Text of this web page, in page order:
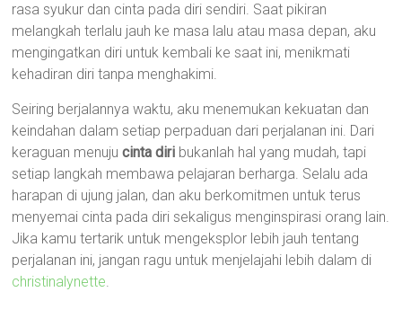
rasa syukur dan cinta pada diri sendiri. Saat pikiran
melangkah terlalu jauh ke masa lalu atau masa depan, aku
mengingatkan diri untuk kembali ke saat ini, menikmati
kehadiran diri tanpa menghakimi.
Seiring berjalannya waktu, aku menemukan kekuatan dan
keindahan dalam setiap perpaduan dari perjalanan ini. Dari
keraguan menujucinta diri bukanlah hal yang mudah, tapi
setiap langkah membawa pelajaran berharga. Selalu ada
harapan di ujung jalan, dan aku berkomitmen untuk terus
menyemai cinta pada diri sekaligus menginspirasi orang lain.
Jika kamu tertarik untuk mengeksplor lebih jauh tentang
perjalanan ini, jangan ragu untuk menjelajahi lebih dalam di
christinalynette.